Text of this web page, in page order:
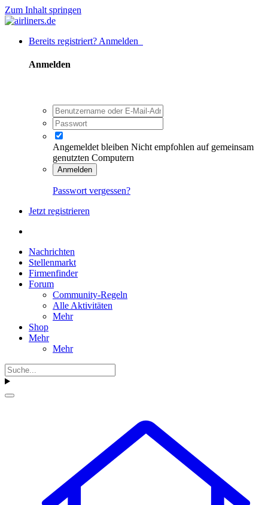
Zum Inhalt springen
Bereits registriert? Anmelden
Anmelden
Angemeldet bleiben Nicht empfohlen auf gemeinsam
genutzten Computern
Anmelden
Passwort vergessen?
Jetzt registrieren
Nachrichten
Stellenmarkt
Firmenfinder
Forum
Community-Regeln
Alle Aktivitäten
Mehr
Shop
Mehr
Mehr